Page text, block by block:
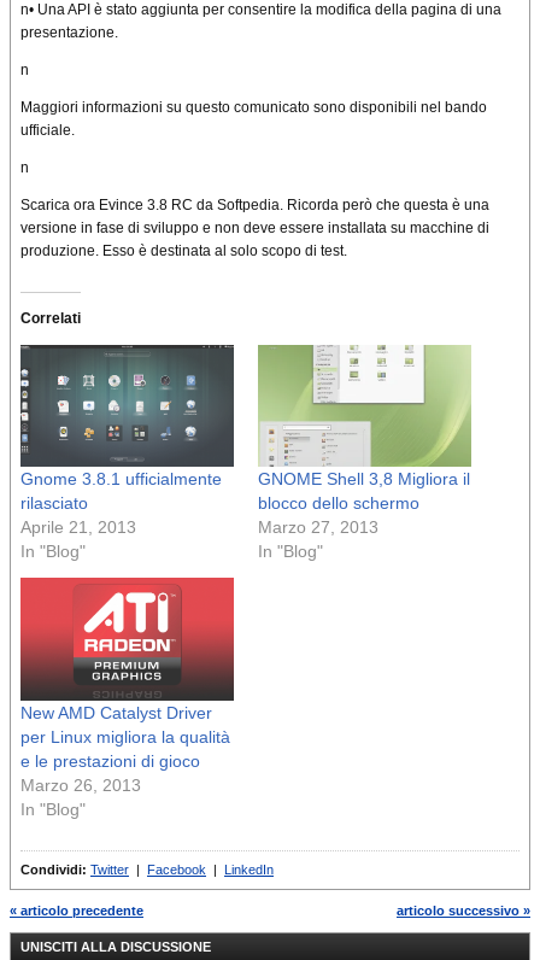
n• Una API è stato aggiunta per consentire la modifica della pagina di una
presentazione.
n
Maggiori informazioni su questo comunicato sono disponibili nel bando
ufficiale.
n
Scarica ora Evince 3.8 RC da Softpedia. Ricorda però che questa è una
versione in fase di sviluppo e non deve essere installata su macchine di
produzione. Esso è destinata al solo scopo di test.
Correlati
Gnome 3.8.1 ufficialmente
rilasciato
Aprile 21, 2013
In "Blog"
GNOME Shell 3,8 Migliora il
blocco dello schermo
Marzo 27, 2013
In "Blog"
New AMD Catalyst Driver
per Linux migliora la qualità
e le prestazioni di gioco
Marzo 26, 2013
In "Blog"
Condividi: Twitter | Facebook | LinkedIn
« articolo precedente articolo successivo »
UNISCITI ALLA DISCUSSIONE